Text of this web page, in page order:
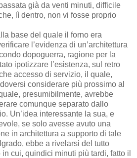
già da venti minuti, difficile
lì dentro, non vi fosse proprio
base del quale il forno era
l’evidenza di un’architettura
dopoguerra, ragione per la
ipotizzare l’esistenza, sul retro
accesso di servizio, il quale,
considerare più prossimo al
presumibilmente, avrebbe
comunque separato dallo
Un’idea interessante la sua, e
se solo avesse avuto una
in architettura a supporto di tale
ebbe a rivelarsi del tutto
cui, quindici minuti più tardi, fatto il